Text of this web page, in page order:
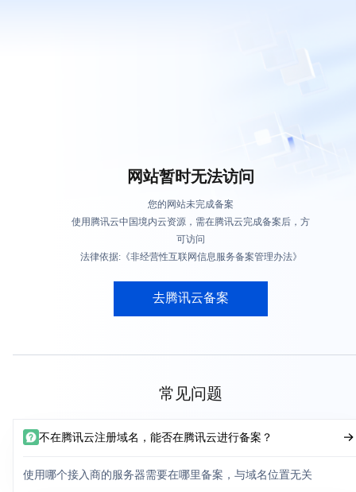
网站暂时无法访问
您的网站未完成备案
使用腾讯云中国境内云资源，需在腾讯云完成备案后，方
可访问
法律依据:《非经营性互联网信息服务备案管理办法》
去腾讯云备案
常见问题
不在腾讯云注册域名，能否在腾讯云进行备案？
使用哪个接入商的服务器需要在哪里备案，与域名位置无关